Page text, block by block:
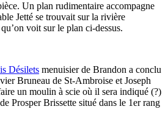
Un plan rudimentaire accompagne
Jetté se trouvait sur la rivière
voit sur le plan ci-dessus.
Désilets menuisier de Brandon a conclu
Bruneau de St-Ambroise et Joseph
un moulin à scie où il sera indiqué (?)
Prosper Brissette situé dans le 1er rang